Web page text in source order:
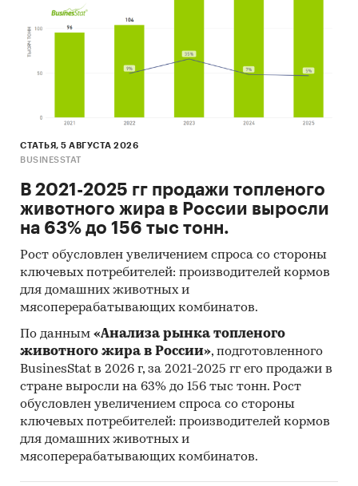
СТАТЬЯ, 5 АВГУСТА 2026
BUSINESSTAT
В 2021-2025 гг продажи топленого
животного жира в России выросли
на 63% до 156 тыс тонн.
Рост обусловлен увеличением спроса со стороны
ключевых потребителей: производителей кормов
для домашних животных и
мясоперерабатывающих комбинатов.
По данным «Анализа рынка топленого
животного жира в России», подготовленного
BusinesStat в 2026 г, за 2021-2025 гг его продажи в
стране выросли на 63% до 156 тыс тонн. Рост
обусловлен увеличением спроса со стороны
ключевых потребителей: производителей кормов
для домашних животных и
мясоперерабатывающих комбинатов.